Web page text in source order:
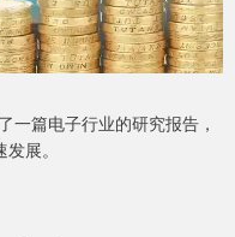
篇电子行业的研究报告，
展。